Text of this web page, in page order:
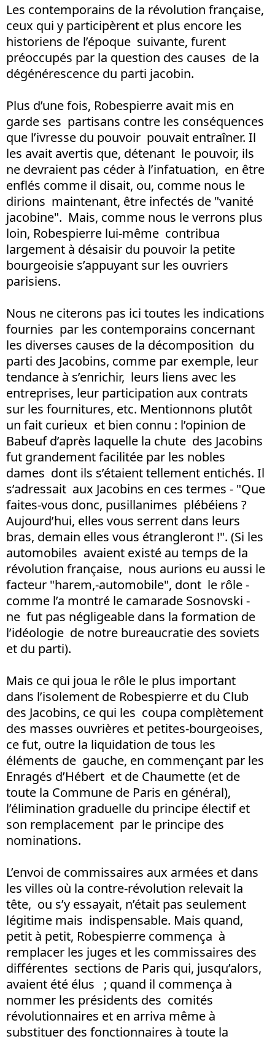
Les contemporains de la révolution française,
ceux qui y participèrent et plus encore les
historiens de l’époque suivante, furent
préoccupés par la question des causes de la
dégénérescence du parti jacobin.
Plus d’une fois, Robespierre avait mis en
garde ses partisans contre les conséquences
que l’ivresse du pouvoir pouvait entraîner. Il
les avait avertis que, détenant le pouvoir, ils
ne devraient pas céder à l’infatuation, en être
enflés comme il disait, ou, comme nous le
dirions maintenant, être infectés de "vanité
jacobine". Mais, comme nous le verrons plus
loin, Robespierre lui-même contribua
largement à désaisir du pouvoir la petite
bourgeoisie s’appuyant sur les ouvriers
parisiens.
Nous ne citerons pas ici toutes les indications
fournies par les contemporains concernant
les diverses causes de la décomposition du
parti des Jacobins, comme par exemple, leur
tendance à s’enrichir, leurs liens avec les
entreprises, leur participation aux contrats
sur les fournitures, etc. Mentionnons plutôt
un fait curieux et bien connu : l’opinion de
Babeuf d’après laquelle la chute des Jacobins
fut grandement facilitée par les nobles
dames dont ils s’étaient tellement entichés. Il
s’adressait aux Jacobins en ces termes - "Que
faites-vous donc, pusillanimes plébéiens ?
Aujourd’hui, elles vous serrent dans leurs
bras, demain elles vous étrangleront !". (Si les
automobiles avaient existé au temps de la
révolution française, nous aurions eu aussi le
facteur "harem,-automobile", dont le rôle -
comme l’a montré le camarade Sosnovski -
ne fut pas négligeable dans la formation de
l’idéologie de notre bureaucratie des soviets
et du parti).
Mais ce qui joua le rôle le plus important
dans l’isolement de Robespierre et du Club
des Jacobins, ce qui les coupa complètement
des masses ouvrières et petites-bourgeoises,
ce fut, outre la liquidation de tous les
éléments de gauche, en commençant par les
Enragés d’Hébert et de Chaumette (et de
toute la Commune de Paris en général),
l’élimination graduelle du principe électif et
son remplacement par le principe des
nominations.
L’envoi de commissaires aux armées et dans
les villes où la contre-révolution relevait la
tête, ou s’y essayait, n’était pas seulement
légitime mais indispensable. Mais quand,
petit à petit, Robespierre commença à
remplacer les juges et les commissaires des
différentes sections de Paris qui, jusqu’alors,
avaient été élus ; quand il commença à
nommer les présidents des comités
révolutionnaires et en arriva même à
substituer des fonctionnaires à toute la